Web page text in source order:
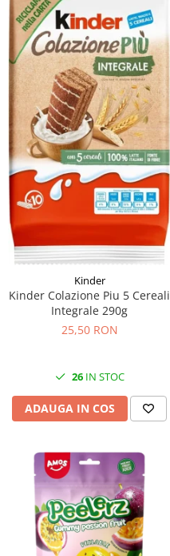
Kinder
Kinder Colazione Piu 5 Cereali
Integrale 290g
25,50 RON
26IN STOC
ADAUGA IN COS